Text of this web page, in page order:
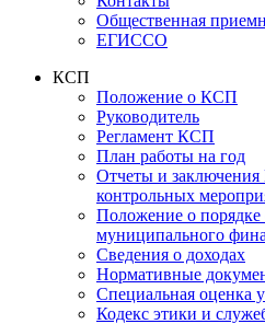
Общественная
ЕГИССО
КСП
Положение о КСП
Руководитель
Регламент КСП
План работы на год
Отчеты и
контрольных
Положение о порядке
муниципального
Сведения о доходах
Нормативные
Специальная оценка
Кодекс этики и